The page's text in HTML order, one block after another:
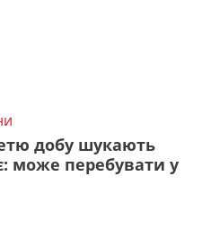
добу шукають
може перебувати у